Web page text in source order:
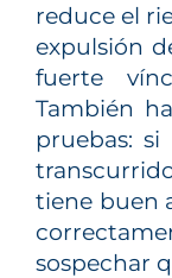
reduce el
expulsión
fuerte
También
pruebas:
tiene buen
sospechar